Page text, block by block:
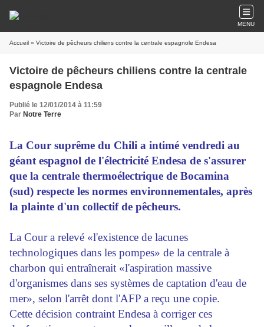
MENU
Accueil » Victoire de pêcheurs chiliens contre la centrale espagnole Endesa
Victoire de pêcheurs chiliens contre la centrale
espagnole Endesa
Publié le 12/01/2014 à 11:59
Par Notre Terre
La Cour suprême du Chili a intimé vendredi au
géant espagnol de l'électricité Endesa de s'assurer
que la centrale thermoélectrique de Bocamina
(sud) respecte les normes environnementales, après
la plainte d'un collectif de pêcheurs.
La Cour a relevé «l'existence de lacunes
technologiques dans les pompes» de la centrale à
charbon qui entraînerait «l'aspiration massive
d'organismes dans ses systèmes de captation d'eau de
mer», selon l'arrêt dont l'AFP a reçu une copie.
Cette décision contraint Endesa à corriger ces